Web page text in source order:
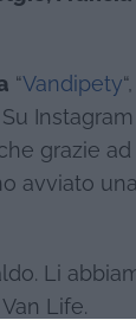
“Vandipety
grazie
avviato
Li
Life.